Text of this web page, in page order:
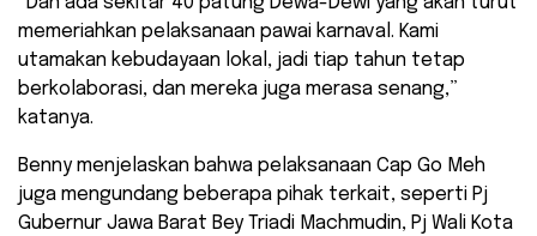
memeriahkan pelaksanaan pawai karnaval. Kami
utamakan kebudayaan lokal, jadi tiap tahun tetap
berkolaborasi, dan mereka juga merasa senang,”
katanya.
Benny menjelaskan bahwa pelaksanaan Cap Go Meh
juga mengundang beberapa pihak terkait, seperti Pj
Gubernur Jawa Barat Bey Triadi Machmudin, Pj Wali Kota